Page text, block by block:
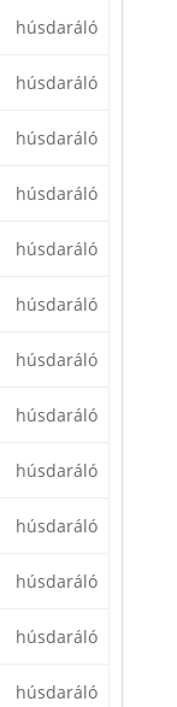
húsdaráló
húsdaráló
húsdaráló
húsdaráló
húsdaráló
húsdaráló
húsdaráló
húsdaráló
húsdaráló
húsdaráló
húsdaráló
húsdaráló
húsdaráló